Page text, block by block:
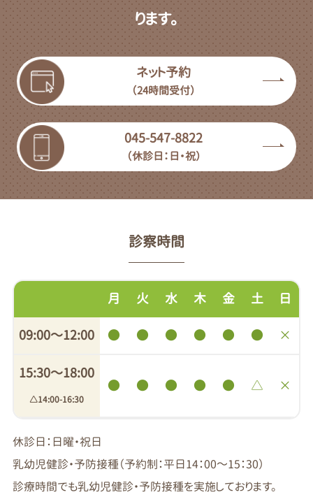
ります。
ネット予約
（24時間受付）
045-547-8822
（休診日：日・祝）
診察時間
月 火 水 木 金 土 日
09:00〜12:00 ● ● ● ● ● ● ×
15:30〜18:00
△14:00-16:30
● ● ● ● ● △ ×
休診日：日曜・祝日
乳幼児健診・予防接種（予約制：平日14：00～15：30）
診療時間でも乳幼児健診・予防接種を実施しております。